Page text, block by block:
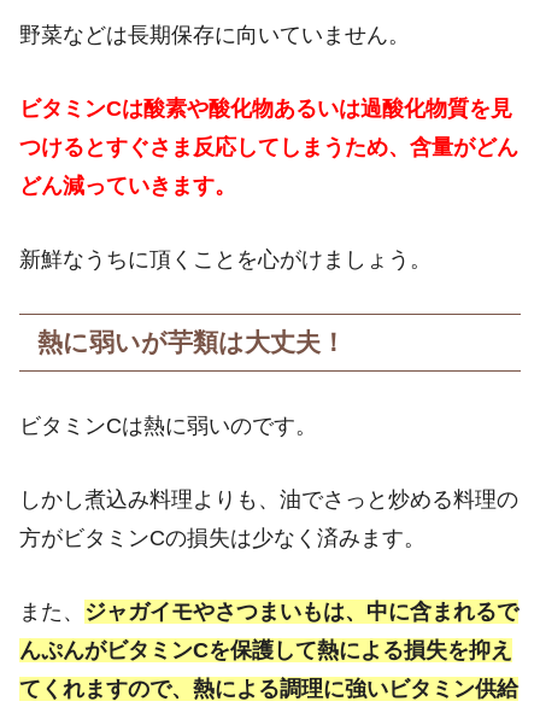
野菜などは長期保存に向いていません。
ビタミンCは酸素や酸化物あるいは過酸化物質を見
つけるとすぐさま反応してしまうため、含量がどん
どん減っていきます。
新鮮なうちに頂くことを心がけましょう。
熱に弱いが芋類は大丈夫！
ビタミンCは熱に弱いのです。
しかし煮込み料理よりも、油でさっと炒める料理の
方がビタミンCの損失は少なく済みます。
また、 ジャガイモやさつまいもは、中に含まれるで
んぷんがビタミンCを保護して熱による損失を抑え
てくれますので、熱による調理に強いビタミン供給